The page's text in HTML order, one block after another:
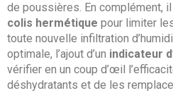
de poussières. En complément,
colis hermétique pour limiter
toute nouvelle infiltration
optimale, l’ajout d’un indicateur
vérifier en un coup d’œil
déshydratants et de les